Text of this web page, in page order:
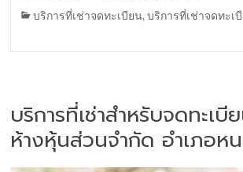
บริการที่เช่าจดทะเบียน,บริการที่เช่าจดทะเ
บริการที่เช่าสำหรับจดทะเ
ห้างหุ้นส่วนจำกัด อำเภอห